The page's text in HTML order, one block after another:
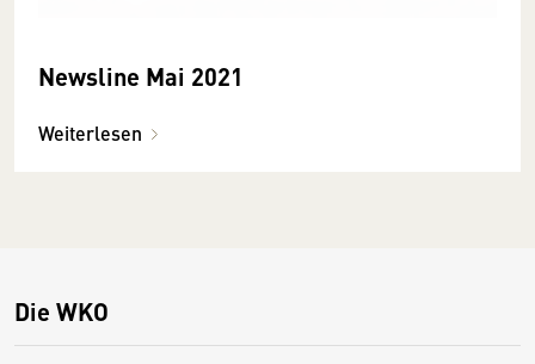
Newsline Mai 2021
Weiterlesen
Die WKO